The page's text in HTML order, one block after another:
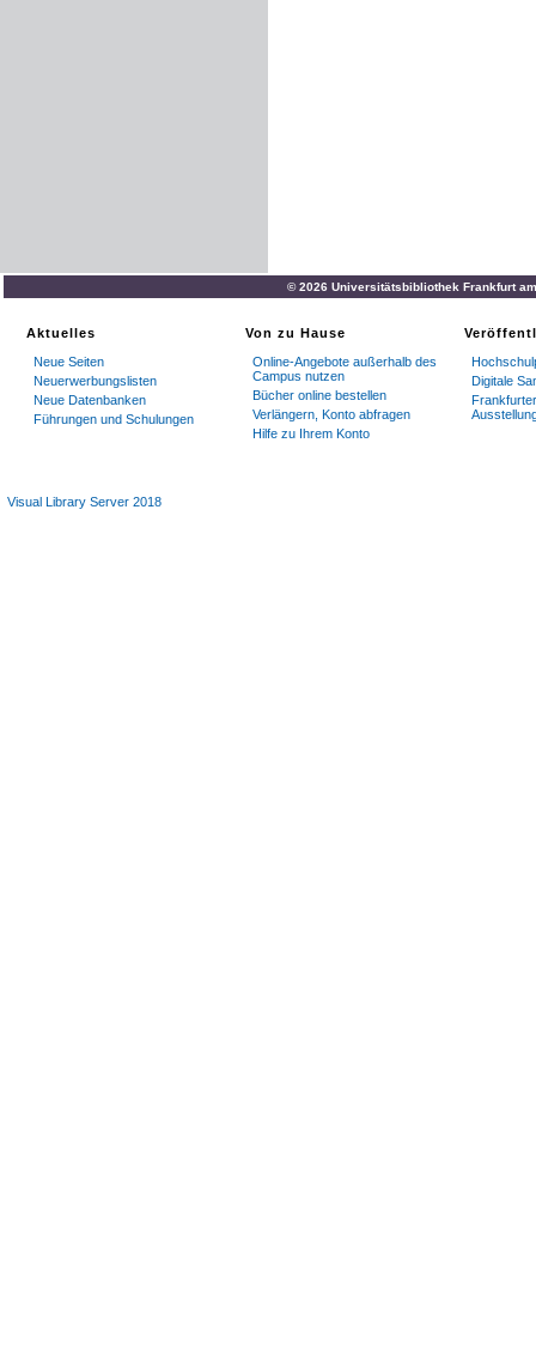
© 2026 Universitätsbibliothek Frankfurt
Aktuelles
Neue Seiten
Neuerwerbungslisten
Neue Datenbanken
Führungen und Schulungen
Von zu Hause
Online-Angebote außerhalb des
Campus nutzen
Bücher online bestellen
Verlängern, Konto abfragen
Hilfe zu Ihrem Konto
Digitale
Visual Library Server 2018